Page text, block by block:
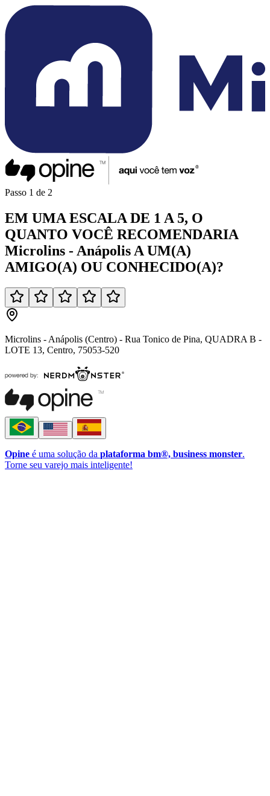
Passo 1 de 2
EM UMA ESCALA DE 1 A 5, O
QUANTO VOCÊ RECOMENDARIA
Microlins - Anápolis A UM(A)
AMIGO(A) OU CONHECIDO(A)?
Microlins - Anápolis (Centro) - Rua Tonico de Pina, QUADRA B -
LOTE 13, Centro, 75053-520
Opine é uma solução da plataforma bm®, business monster.
Torne seu varejo mais inteligente!